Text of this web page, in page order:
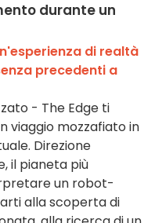
durante un
di realtà
precedenti a
- The Edge ti
viaggio mozzafiato in
Direzione
il pianeta più
un robot-
alla scoperta di